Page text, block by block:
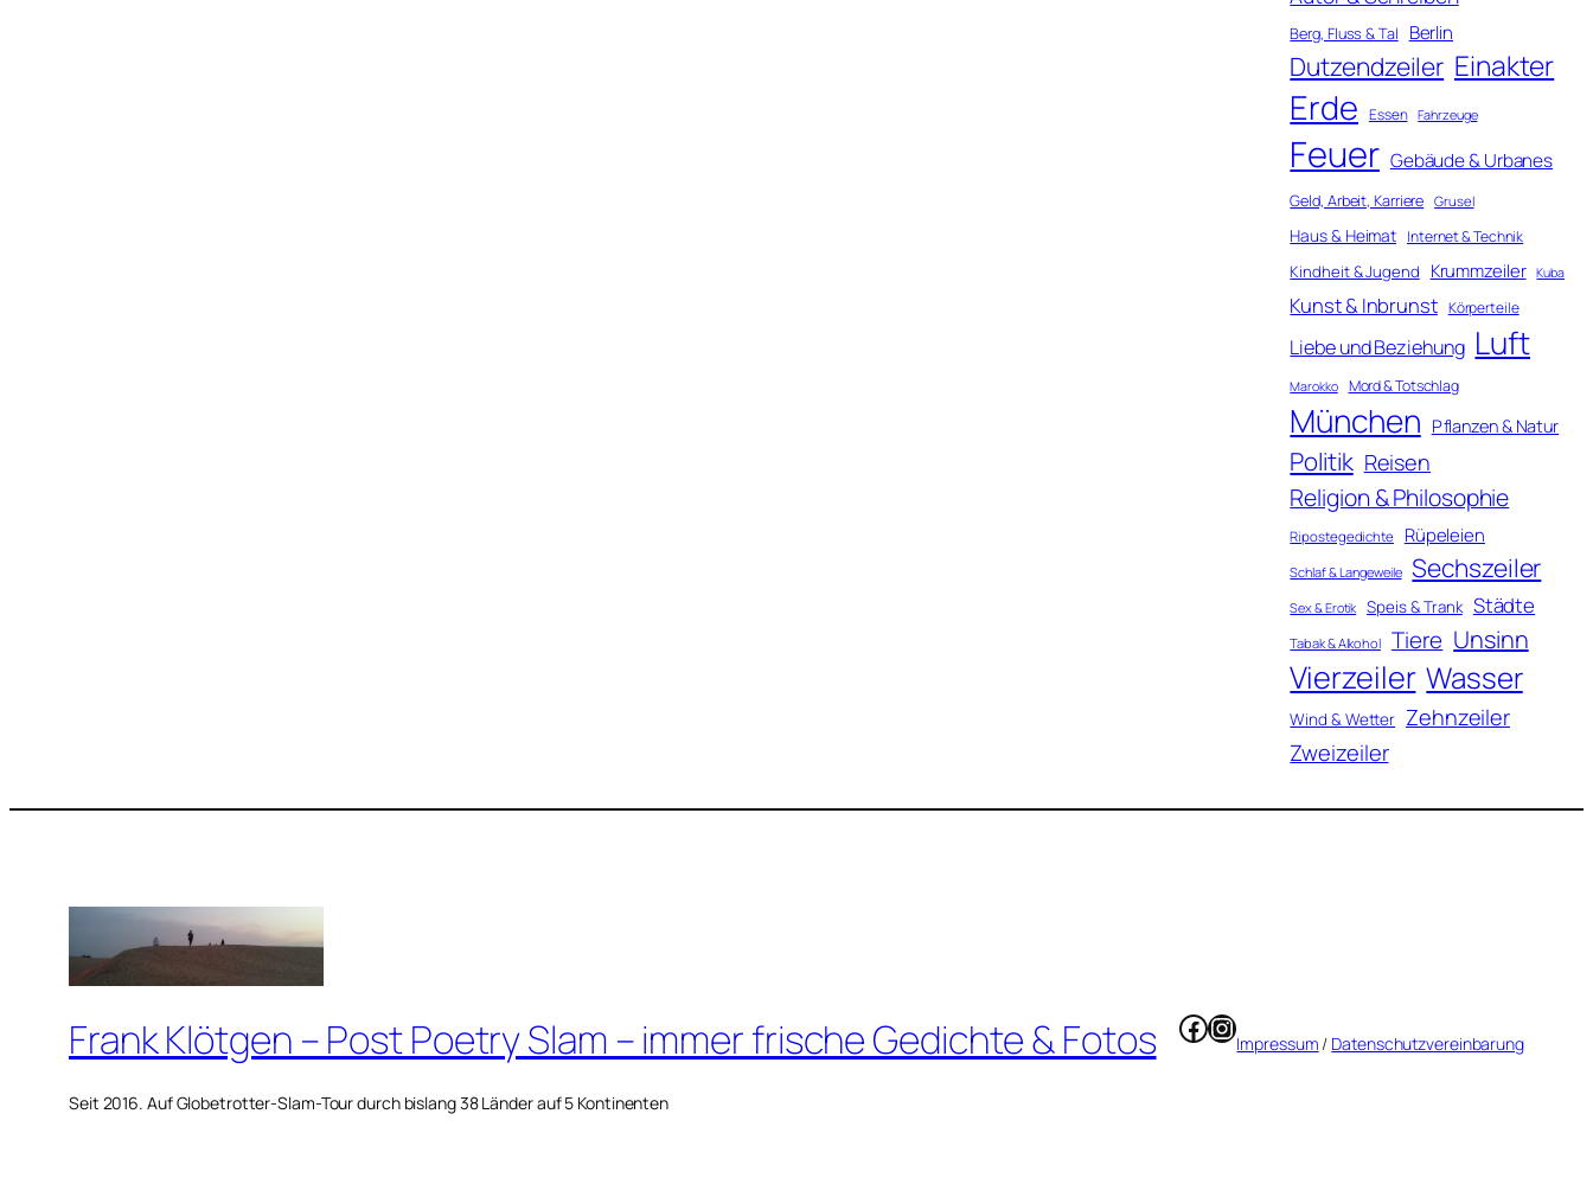
Berg, Fluss & Tal Berlin
Dutzendzeiler Einakter
Erde Essen Fahrzeuge
Feuer Gebäude & Urbanes
Geld, Arbeit, Karriere Grusel
Haus & Heimat Internet & Technik
Kindheit & Jugend Krummzeiler Kuba
Kunst & Inbrunst Körperteile
Liebe und Beziehung Luft
Marokko Mord & Totschlag
München Pflanzen & Natur
Politik Reisen
Religion & Philosophie
Ripostegedichte Rüpeleien
Schlaf & Langeweile Sechszeiler
Sex & Erotik Speis & Trank Städte
Tabak & Alkohol Tiere Unsinn
Vierzeiler Wasser
Wind & Wetter Zehnzeiler
Zweizeiler
Frank Klötgen – Post Poetry Slam – immer frische Gedichte & Fotos
Seit 2016. Auf Globetrotter-Slam-Tour durch bislang 38 Länder auf 5 Kontinenten
Facebook
Instagram
Impressum / Datenschutzvereinbarung